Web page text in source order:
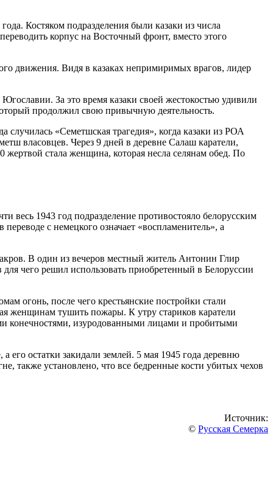
Костяком подразделения были казаки из числа
корпус на Восточный фронт, вместо этого
движения. Видя в казаках непримиримых врагов, лидер
За это время казаки своей жестокостью удивили
продолжил свою привычную деятельность.
случилась «Семетшская трагедия», когда казаки из РОА
власовцев. Через 9 дней в деревне Салаш каратели,
жертвой стала женщина, которая несла селянам обед. По
весь 1943 год подразделение противостояло белорусским
с немецкого означает «воспламенитель», а
В один из вечеров местный житель Антонин Глир
для чего решил использовать приобретенный в Белоруссии
огонь, после чего крестьянские постройки стали
женщинам тушить пожары. К утру стариков каратели
конечностями, изуродованными лицами и пробитыми
остатки закидали землей. 5 мая 1945 года деревню
также установлено, что все бедренные кости убитых чехов
Источник:
© Русская Семерка